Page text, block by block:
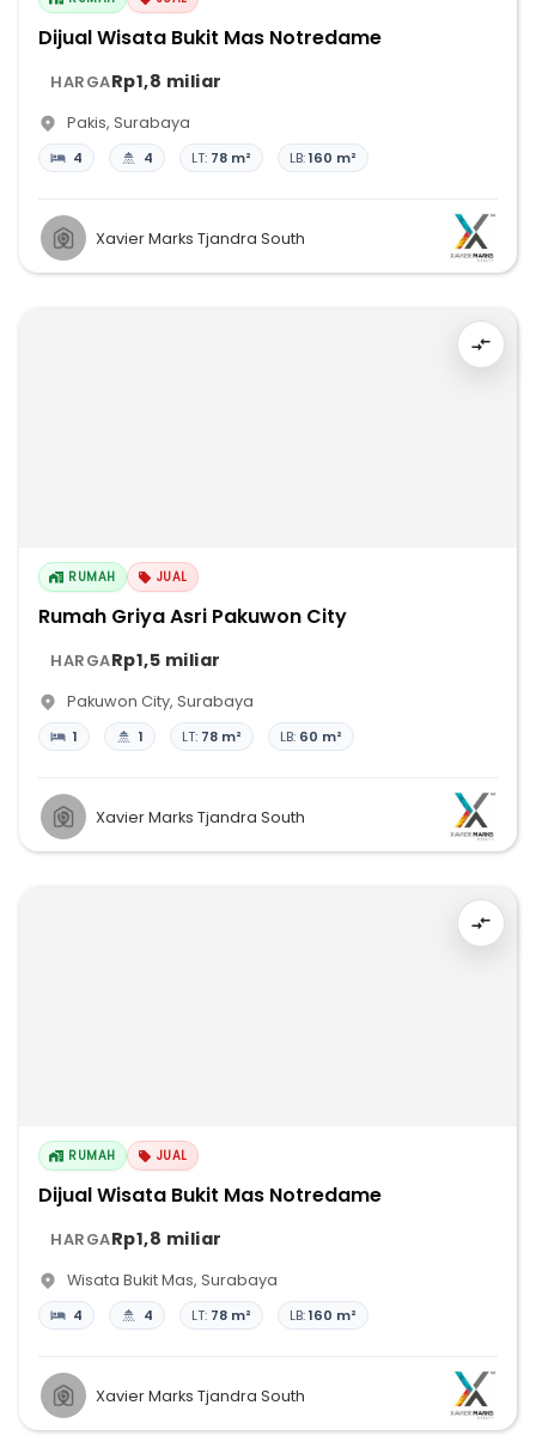
Dijual Wisata Bukit Mas Notredame
HARGARp1,8 miliar
Pakis, Surabaya
4 4 LT: 78 m² LB:160 m²
Xavier Marks Tjandra South
RUMAH JUAL
Rumah Griya Asri Pakuwon City
HARGARp1,5 miliar
Pakuwon City, Surabaya
1 1 LT: 78 m² LB: 60 m²
Xavier Marks Tjandra South
RUMAH JUAL
Dijual Wisata Bukit Mas Notredame
HARGARp1,8 miliar
Wisata Bukit Mas, Surabaya
4 4 LT: 78 m² LB:160 m²
Xavier Marks Tjandra South